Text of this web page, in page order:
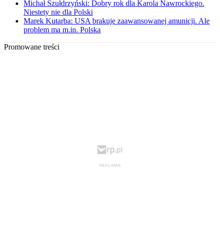
Michał Szułdrzyński: Dobry rok dla Karola Nawrockiego.
Niestety nie dla Polski
Marek Kutarba: USA brakuje zaawansowanej amunicji. Ale
problem ma m.in. Polska
Promowane treści